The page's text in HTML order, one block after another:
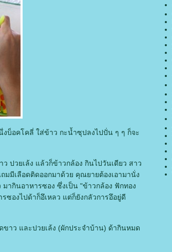
บ็อคโคลี่ ใส่ข้าว กะน้ำซุปลงไปปั่น ๆ ๆ ก็จะ
ปวยเล้ง แล้วก็ข้าวกล้อง กินไปวันเดียว สาว
มมีเลือดติดออกมาด้วย คุณยายต้องเอามานั่ง
ากินอาหารซอง ซึ่งเป็น "ข้าวกล้อง ฟักทอง
องไปด้าก็อึเหลว แต่ก็ยังกลัวการอึอยู่ดี
าว และปวยเล้ง (ผักประจำบ้าน) ด้ากินหมด